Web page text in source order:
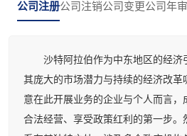
公司注册公司注销公司变更公司年审
沙特阿拉伯作为中东地区的经济
其庞大的市场潜力与持续的经济改革
意在此开展业务的企业与个人而言
合法经营、享受政策红利的第一步。